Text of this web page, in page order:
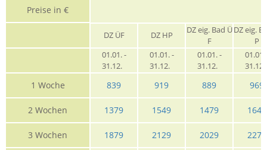
Preise in €
DZ ÜF DZ HP
DZ eig. Bad Ü
F
DZ eig.
P
01.01. -
31.12.
01.01. -
31.12.
01.01. -
31.12.
01.01.
1 Woche 839 919 889 969
2 Wochen 1379 1549 1479 1649
3 Wochen 1879 2129 2029 2279